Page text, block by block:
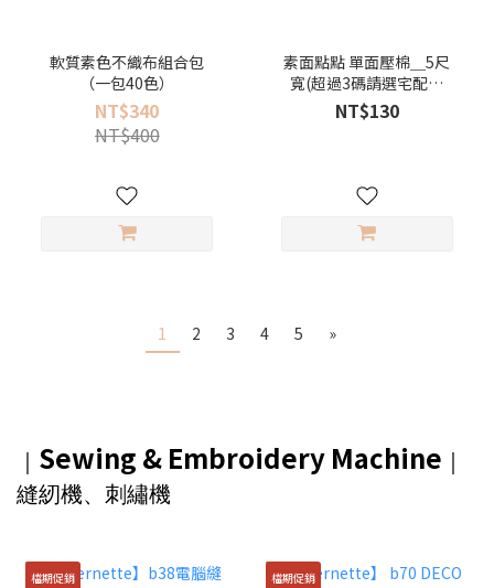
軟質素色不織布組合包
（一包40色）
NT$340
NT$400
素面點點 單面壓棉＿5尺
寬(超過3碼請選宅配寄
送）
NT$130
1 2 3 4 5 »
｜ Sewing & Embroidery Machine ｜
縫紉機、刺繡機
檔期促銷 檔期促銷